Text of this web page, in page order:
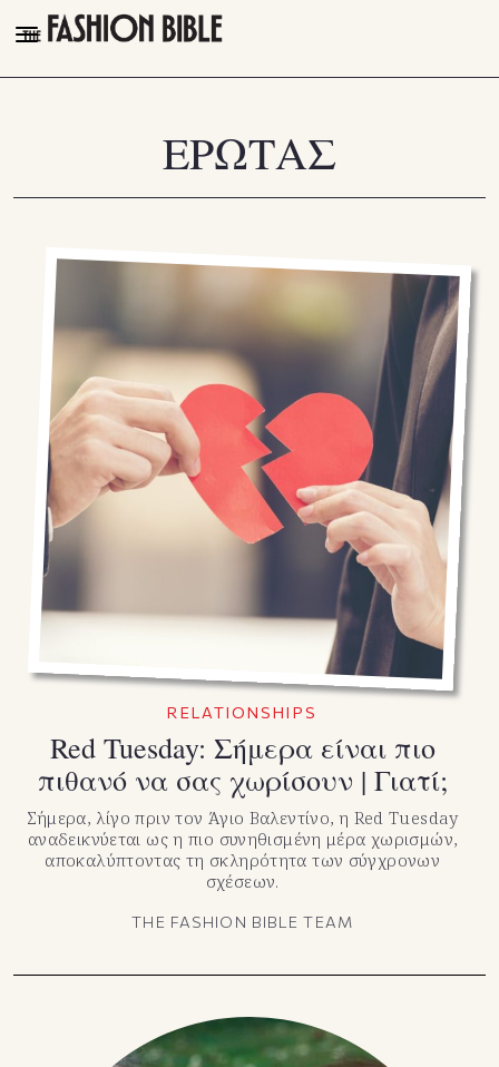
THE FASHION BIBLE
PLEASURES
VIDEOS
FOLLOW
Facebook
Instagram
Youtube
TikTok
X(Twitter)
ΕΡΩΤΑΣ
RELATIONSHIPS
Red Tuesday: Σήμερα είναι πιο
πιθανό να σας χωρίσουν | Γιατί;
Σήμερα, λίγο πριν τον Άγιο Βαλεντίνο, η Red Tuesday
αναδεικνύεται ως η πιο συνηθισμένη μέρα χωρισμών,
αποκαλύπτοντας τη σκληρότητα των σύγχρονων
σχέσεων.
THE FASHION BIBLE TEAM